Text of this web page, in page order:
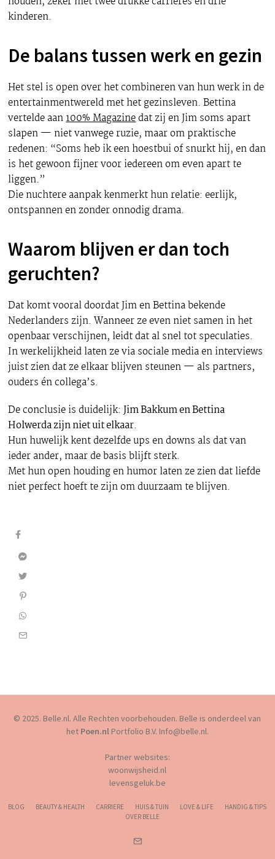
kinderen.
De balans tussen werk en gezin
Het stel is open over het combineren van hun werk in de
entertainmentwereld met het gezinsleven. Bettina
vertelde aan100% Magazinedat zij en Jim soms apart
slapen — niet vanwege ruzie, maar om praktische
redenen: “Soms heb ik een hoestbui of snurkt hij, en dan
is het gewoon fijner voor iedereen om even apart te
liggen.”
Die nuchtere aanpak kenmerkt hun relatie: eerlijk,
ontspannen en zonder onnodig drama.
Waarom blijven er dan toch
geruchten?
Dat komt vooral doordat Jim en Bettina bekende
Nederlanders zijn. Wanneer ze even niet samen in het
openbaar verschijnen, leidt dat al snel tot speculaties.
In werkelijkheid laten ze via sociale media en interviews
juist zien dat ze elkaar blijven steunen — als partners,
ouders én collega’s.
De conclusie is duidelijk:Jim Bakkum en Bettina
Holwerda zijn niet uit elkaar.
Hun huwelijk kent dezelfde ups en downs als dat van
ieder ander, maar de basis blijft sterk.
Met hun open houding en humor laten ze zien dat liefde
niet perfect hoeft te zijn om duurzaam te blijven.
© 2025. Belle.nl. Alle Rechten voorbehouden. Belle is onderdeel van
het Poen.nlPortfolio B.V. Info@belle.nl.
Partner websites:
woonwijsheid.nl
levensgeluk.be
BLOG BEAUTY & HEALTH CARRIERE HUIS & TUIN LOVE & LIFE
HANDIG & TIPS
OVER BELLE